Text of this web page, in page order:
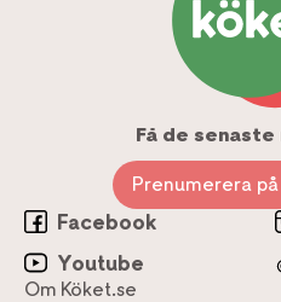
Få de
Prenumerera
Facebook
Youtube
Om Köket.se